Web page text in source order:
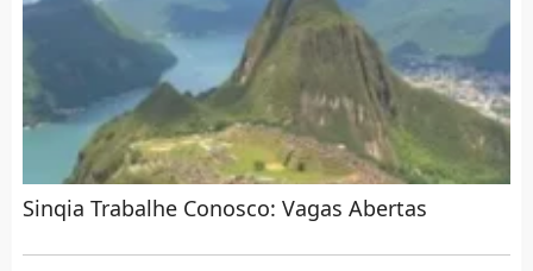
Sinqia Trabalhe Conosco: Vagas Abertas